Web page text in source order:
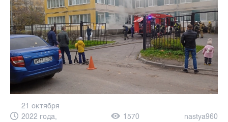
21 октября
2022 года,
1570 nastya960